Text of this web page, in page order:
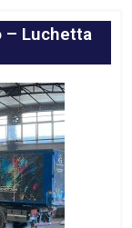
– Luchetta